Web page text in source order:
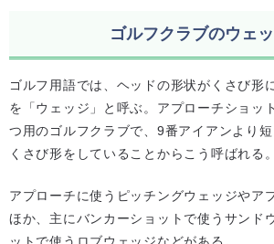
ゴルフクラブのウェ
ゴルフ用語では、ヘッドの形状がくさび形
を「ウェッジ」と呼ぶ。アプローチショッ
つ用のゴルフクラブで、9番アイアンより
くさび形をしていることからこう呼ばれる。
アプローチに使うピッチングウェッジやア
ほか、主にバンカーショットで使うサンド